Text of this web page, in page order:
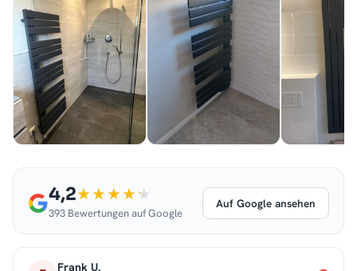
4,2
393 Bewertungen auf Google
Auf Google ansehen
Frank U.